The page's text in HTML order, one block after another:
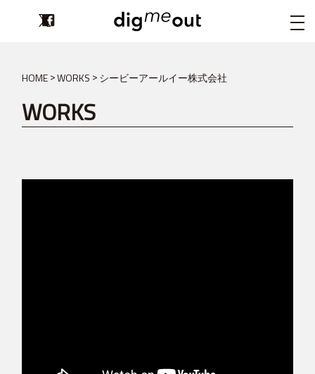
digmeout
HOME WORKS シービーアールイー株式会社
WORKS